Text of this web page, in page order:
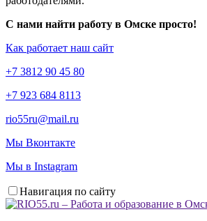
С нами найти работу в Омске просто!
Как работает наш сайт
+7 3812 90 45 80
+7 923 684 8113
rio55ru@mail.ru
Мы Вконтакте
Мы в Instagram
Навигация по сайту